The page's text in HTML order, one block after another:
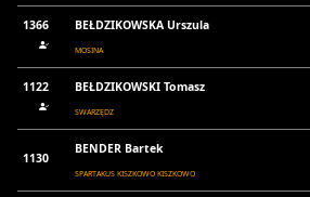
1366 BEŁDZIKOWSKA Urszula
MOSINA
1122 BEŁDZIKOWSKI Tomasz
SWARZĘDZ
1130
BENDER Bartek
SPARTAKUS KISZKOWO KISZKOWO